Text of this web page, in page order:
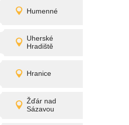
Humenné
Detail
promítání
Uherské
Hradiště
Detail
promítání
Hranice
Detail
promítání
Žďár nad
Sázavou
Detail
promítání